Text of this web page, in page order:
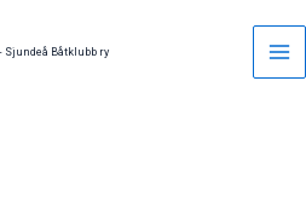
Sjundeå Båtklubb ry